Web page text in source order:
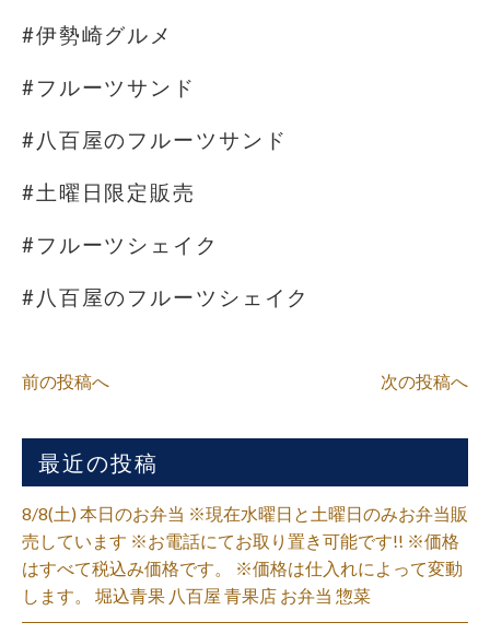
#伊勢崎グルメ
#フルーツサンド
#八百屋のフルーツサンド
#土曜日限定販売
#フルーツシェイク
#八百屋のフルーツシェイク
前の投稿へ 次の投稿へ
最近の投稿
8/8(土) 本日のお弁当 ※現在水曜日と土曜日のみお弁当販
売しています ※お電話にてお取り置き可能です!! ※価格
はすべて税込み価格です。 ※価格は仕入れによって変動
します。 堀込青果 八百屋 青果店 お弁当 惣菜